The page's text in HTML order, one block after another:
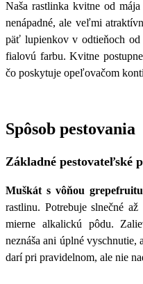
Naša rastlinka kvitne od
nenápadné, ale veľmi
päť lupienkov v odtieňoch od
fialovú farbu. Kvitne
čo poskytuje opeľovačom
Spôsob pestovania
Základné pestovateľské
Muškát s vôňou grepefruitu
rastlinu. Potrebuje slnečné
mierne alkalickú pôdu.
neznáša ani úplné vyschnutie,
darí pri pravidelnom, ale nie